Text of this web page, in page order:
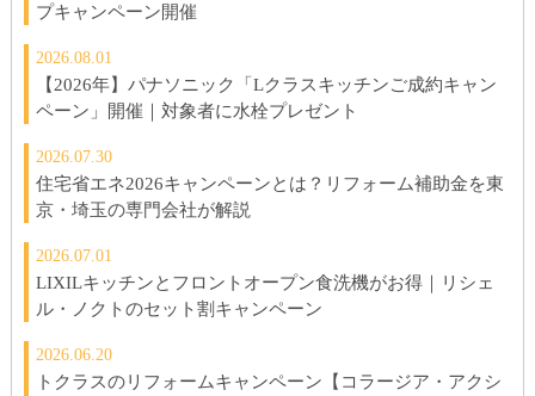
プキャンペーン開催
2026.08.01
【2026年】パナソニック「Lクラスキッチンご成約キャン
ペーン」開催｜対象者に水栓プレゼント
2026.07.30
住宅省エネ2026キャンペーンとは？リフォーム補助金を東
京・埼玉の専門会社が解説
2026.07.01
LIXILキッチンとフロントオープン食洗機がお得｜リシェ
ル・ノクトのセット割キャンペーン
2026.06.20
トクラスのリフォームキャンペーン【コラージア・アクシ